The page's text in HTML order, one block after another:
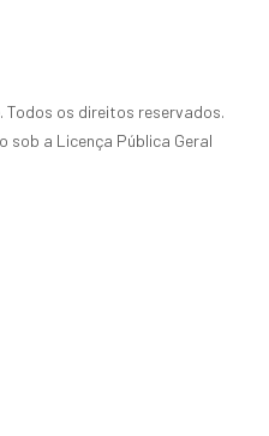
os direitos reservados.
sob a Licença Pública Geral